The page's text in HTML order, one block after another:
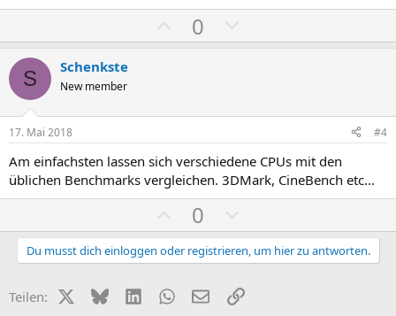
o
t
v
e
S
i
m
0
e
t
v
e
S
i
m
e
S Schenkste
New member
17. Mai 2018 #4
Am einfachsten lassen sich verschiedene CPUs mit den
üblichen Benchmarks vergleichen. 3DMark, CineBench etc...
o
s
0
e
g
t
Du musst dich einloggen oder registrieren, um hier zu antworten.
Teilen: X (Twitter)
BlueskyLinkedInWhatsApp
E-MailLink